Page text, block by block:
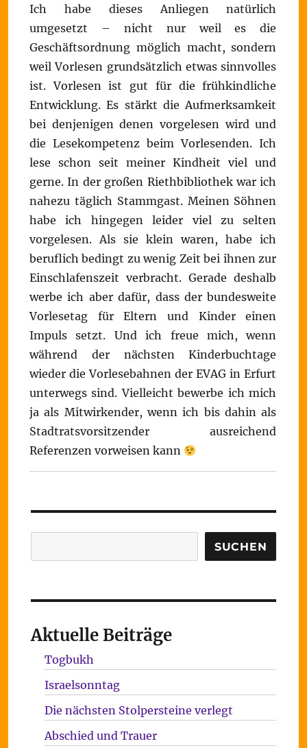
Ich habe dieses Anliegen natürlich
umgesetzt – nicht nur weil es die
Geschäftsordnung möglich macht, sondern
weil Vorlesen grundsätzlich etwas sinnvolles
ist. Vorlesen ist gut für die frühkindliche
Entwicklung. Es stärkt die Aufmerksamkeit
bei denjenigen denen vorgelesen wird und
die Lesekompetenz beim Vorlesenden. Ich
lese schon seit meiner Kindheit viel und
gerne. In der großen Riethbibliothek war ich
nahezu täglich Stammgast. Meinen Söhnen
habe ich hingegen leider viel zu selten
vorgelesen. Als sie klein waren, habe ich
beruflich bedingt zu wenig Zeit bei ihnen zur
Einschlafenszeit verbracht. Gerade deshalb
werbe ich aber dafür, dass der bundesweite
Vorlesetag für Eltern und Kinder einen
Impuls setzt. Und ich freue mich, wenn
während der nächsten Kinderbuchtage
wieder die Vorlesebahnen der EVAG in Erfurt
unterwegs sind. Vielleicht bewerbe ich mich
ja als Mitwirkender, wenn ich bis dahin als
Stadtratsvorsitzender ausreichend
Referenzen vorweisen kann
SUCHEN
Aktuelle Beiträge
Togbukh
Israelsonntag
Die nächsten Stolpersteine verlegt
Abschied und Trauer